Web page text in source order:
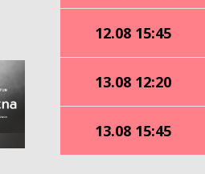
12.08 15:45
13.08 12:20
13.08 15:45